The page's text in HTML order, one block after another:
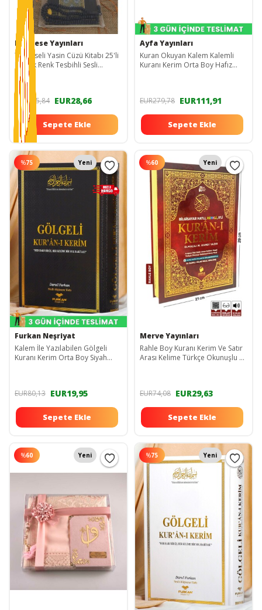
Medrese Yayınları
Tül Keseli Yasin Cüzü Kitabı 25'li
Karışık Renk Tesbihli Sesli
Dinleme Özellikli Doğum Mevlüt
Hediye
EUR105,84 EUR28,66
Sepete Ekle
Ayfa Yayınları
Kuran Okuyan Kalem Kalemli
Kuranı Kerim Orta Boy Hafız
EUR279,78 EUR111,91
Sepete Ekle
%75 Yeni
Furkan Neşriyat
Kalem İle Yazılabilen Gölgeli
Kuranı Kerim Orta Boy Siyah
EUR80,13 EUR19,95
Sepete Ekle
%60 Yeni
Merve Yayınları
Rahle Boy Kuranı Kerim Ve Satır
Arası Kelime Türkçe Okunuşlu Ve
EUR74,08 EUR29,63
Sepete Ekle
%60 Yeni %75 Yeni